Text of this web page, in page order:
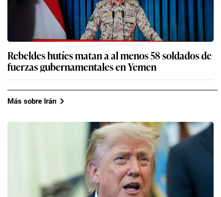
Rebeldes hutíes matan a al menos 58 soldados de
fuerzas gubernamentales en Yemen
Más sobre Irán